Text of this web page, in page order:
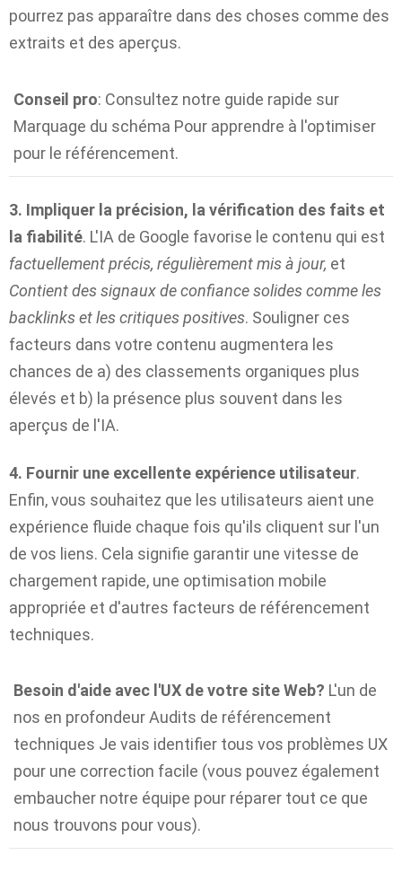
pourrez pas apparaître dans des choses comme des
extraits et des aperçus.
Conseil pro: Consultez notre guide rapide sur
Marquage du schéma Pour apprendre à l'optimiser
pour le référencement.
3. Impliquer la précision, la vérification des faits et
la fiabilité. L'IA de Google favorise le contenu qui est
factuellement précis, régulièrement mis à jour, et
Contient des signaux de confiance solides comme les
backlinks et les critiques positives. Souligner ces
facteurs dans votre contenu augmentera les
chances de a) des classements organiques plus
élevés et b) la présence plus souvent dans les
aperçus de l'IA.
4. Fournir une excellente expérience utilisateur.
Enfin, vous souhaitez que les utilisateurs aient une
expérience fluide chaque fois qu'ils cliquent sur l'un
de vos liens. Cela signifie garantir une vitesse de
chargement rapide, une optimisation mobile
appropriée et d'autres facteurs de référencement
techniques.
Besoin d'aide avec l'UX de votre site Web? L'un de
nos en profondeurAudits de référencement
techniques Je vais identifier tous vos problèmes UX
pour une correction facile (vous pouvez également
embaucher notre équipe pour réparer tout ce que
nous trouvons pour vous).